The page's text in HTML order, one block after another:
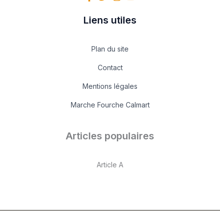
Liens utiles
Plan du site
Contact
Mentions légales
Marche Fourche Calmart
Articles populaires
Article A